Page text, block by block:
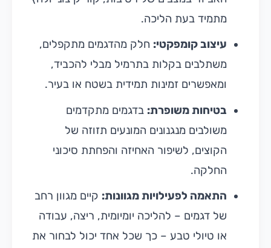
מתמיד בעת הליכה.
עיצוב קומפקטי: חלק מהדגמים מתקפלים,
משתלבים בקלות בתרמיל מבלי להכביד,
ומאפשרים זמינות תמידית בשטח או בעיר.
בטיחות משופרת: בדגמים מתקדמים
משולבים מנגנונים המונעים תזוזה של
הקוצים, לשיפור האחיזה והפחתת סיכוני
החלקה.
התאמה לפעילויות מגוונות: קיים מגוון רחב
של דגמים – להליכה יומיומית, ריצה, עבודה
או טיולי טבע – כך שכל אחד יכול לבחור את